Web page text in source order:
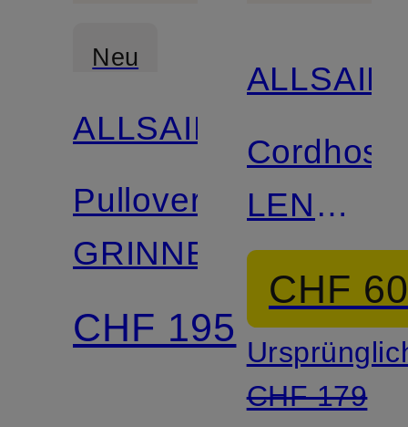
Neu
ALLSAINTS
Pullover
GRINNER
CHF 195
Cordhose
LENNY
Regular
FitCHF
CHF 179